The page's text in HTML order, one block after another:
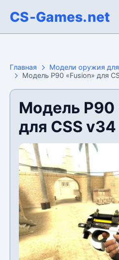
CS-Games.net
Главная
Модели оружия
Модель P90 «Fusion» для
Модель P90
для CSS v34